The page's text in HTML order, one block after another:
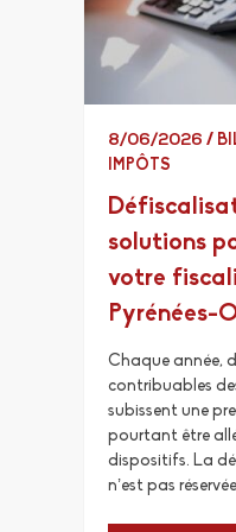
8/06/2026 /
IMPÔTS
solutions
votre
Pyrénées-
Chaque année,
contribuables
subissent une
pourtant être
dispositifs. La
n’est pas